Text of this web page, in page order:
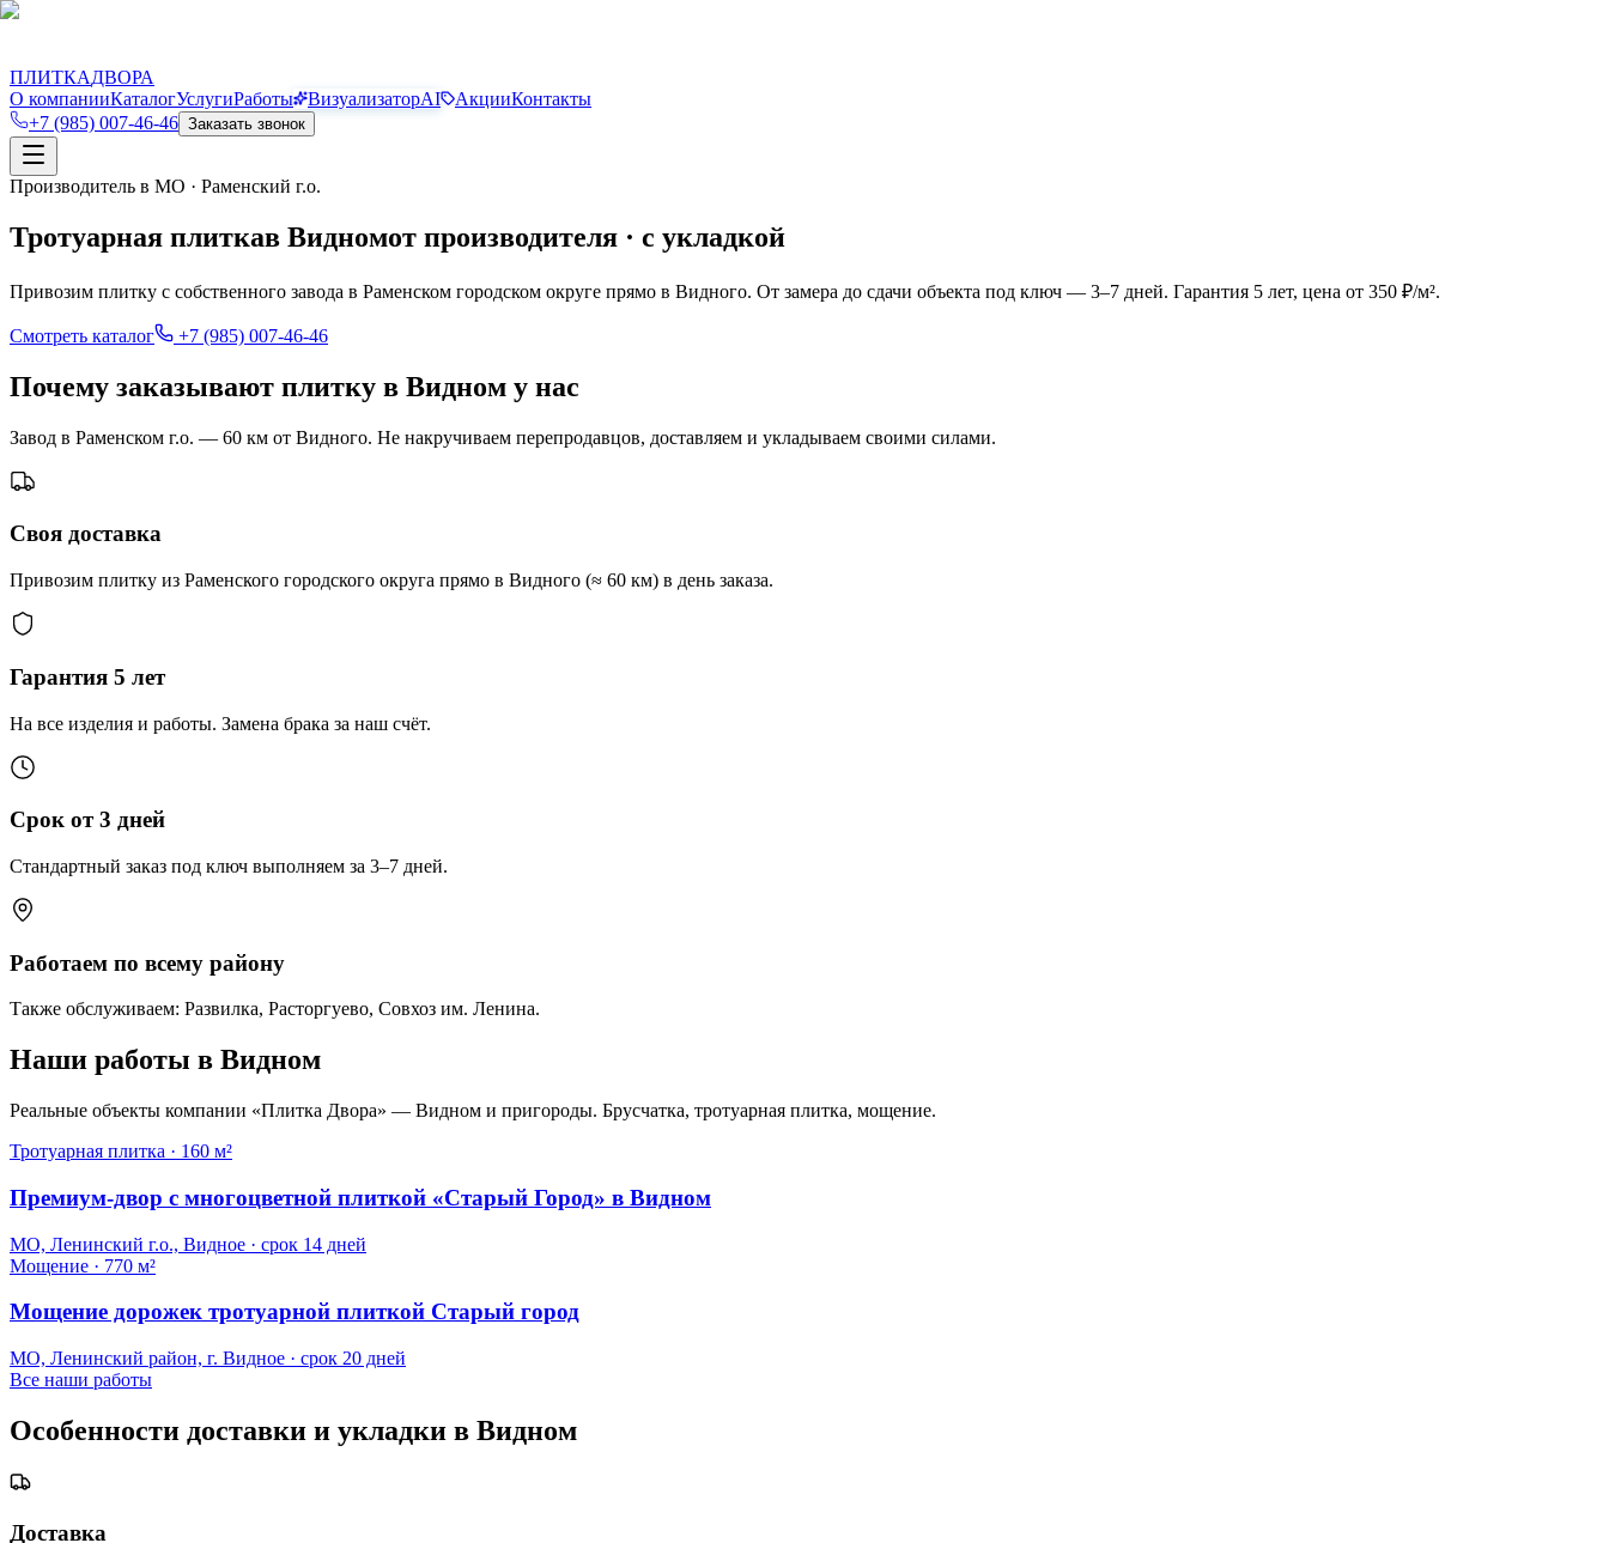
ПЛИТКАДВОРА
О компанииКаталогУслугиРаботы ВизуализаторAI АкцииКонтакты
+7 (985) 007-46-46 Заказать звонок
Производитель в МО · Раменский г.о.
Тротуарная плиткав Видномот производителя · с укладкой
Привозим плитку с собственного завода в Раменском городском округе прямо в Видного. От замера до сдачи объекта под ключ — 3–7 дней. Гарантия 5 лет, цена от 350 ₽/м².
Смотреть каталог +7 (985) 007-46-46
Почему заказывают плитку в Видном у нас
Завод в Раменском г.о. — 60 км от Видного. Не накручиваем перепродавцов, доставляем и укладываем своими силами.
Своя доставка
Привозим плитку из Раменского городского округа прямо в Видного (≈ 60 км) в день заказа.
Гарантия 5 лет
На все изделия и работы. Замена брака за наш счёт.
Срок от 3 дней
Стандартный заказ под ключ выполняем за 3–7 дней.
Работаем по всему району
Также обслуживаем: Развилка, Расторгуево, Совхоз им. Ленина.
Наши работы в Видном
Реальные объекты компании «Плитка Двора» — Видном и пригороды. Брусчатка, тротуарная плитка, мощение.
Тротуарная плитка · 160 м²
Премиум-двор с многоцветной плиткой «Старый Город» в Видном
МО, Ленинский г.о., Видное · срок 14 дней
Мощение · 770 м²
Мощение дорожек тротуарной плиткой Старый город
МО, Ленинский район, г. Видное · срок 20 дней
Все наши работы
Особенности доставки и укладки в Видном
Доставка